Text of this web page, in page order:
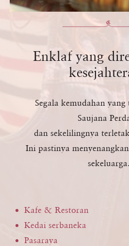
Enklaf yang
Segala kemudahan yang
Saujana
dan sekelilingnya
Ini pastinya
sekeluarga.
Kafe & Restoran
Kedai serbaneka
Pasaraya